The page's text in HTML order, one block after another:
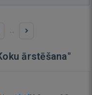
...
ārstēšana"